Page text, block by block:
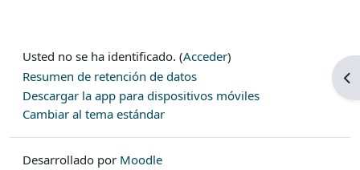
Usted no se ha identificado. (Acceder)
Resumen de retención de datos
Descargar la app para dispositivos móviles
Cambiar al tema estándar
Desarrollado por Moodle